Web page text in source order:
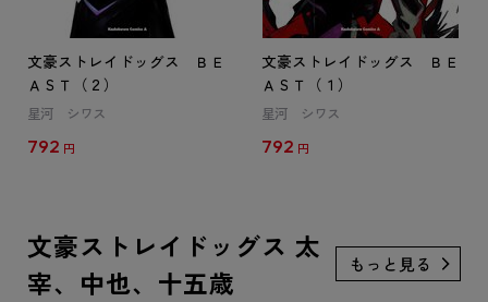
文豪ストレイドッグス ＢＥ
ＡＳＴ（２）
星河 シワス
792 円
文豪ストレイドッグス ＢＥ
ＡＳＴ（１）
星河 シワス
792 円
文豪ストレイドッグス 太
宰、中也、十五歳